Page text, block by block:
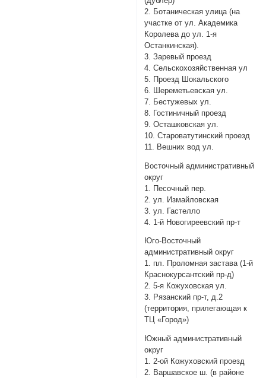
2. Ботаническая улица (на
участке от ул. Академика
Королева до ул. 1-я
Останкинская).
3. Заревый проезд
4. Сельскохозяйственная ул
5. Проезд Шокальского
6. Шереметьевская ул.
7. Бестужевых ул.
8. Гостиничный проезд
9. Осташковская ул.
10. Староватутинский проезд
11. Вешних вод ул.
Восточный административный
округ
1. Песочный пер.
2. ул. Измайловская
3. ул. Гастелло
4. 1-й Новогиреевский пр-т
Юго-Восточный
административный округ
1. пл. Проломная застава (1-й
Краснокурсантский пр-д)
2. 5-я Кожуховская ул.
3. Рязанский пр-т, д.2
(территория, прилегающая к
ТЦ «Город»)
Южный административный
округ
1. 2-ой Кожуховский проезд
2. Варшавское ш. (в районе